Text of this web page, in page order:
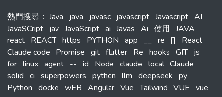
熱門搜尋 ： Java java javasc javascript Javascript AI
JavaSCript jav JavaScript ai Javas Ai 使用 JAVA
react REACT https PYTHON app __ re []
React
Claude code
Promise git flutter Re hooks GIT js
for linux agent -- id Node claude local Claude
solid ci superpowers python llm deepseek py
Python docke wEB Angular Vue Tailwind VUE vue